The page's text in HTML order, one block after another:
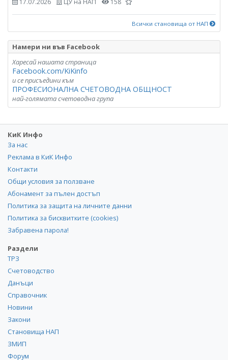
17.07.2026 ЦУ на НАП 158
Всички становища от НАП
Намери ни във Facebook
Харесай нашата страница
Facebook.com/KiKinfo
и се присъедини към
ПРОФЕСИОНАЛНА СЧЕТОВОДНА ОБЩНОСТ
най-голямата счетоводна група
КиК Инфо
За нас
Реклама в КиК Инфо
Контакти
Общи условия за ползване
Абонамент за пълен достъп
Политика за защита на личните данни
Политика за бисквитките (cookies)
Забравена парола!
Раздели
ТРЗ
Счетоводство
Данъци
Справочник
Новини
Закони
Становища НАП
ЗМИП
Форум